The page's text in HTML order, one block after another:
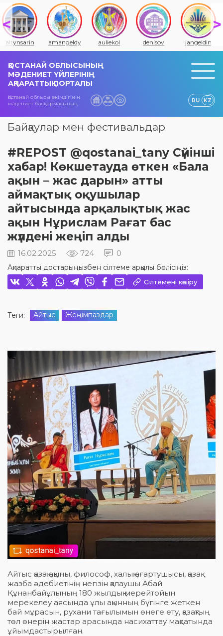
altynsarin amangeldy auliekol denisov jangeldin
ҚОСТАНАЙ ОБЛЫСЫНЫҢ
МӘДЕНИЕТ ҮЙЛЕРІНІҢ
АҚПАРАТТЫҚ ПОРТАЛЫ
Қостанай облысы әкімдігінің
мәдениет басқармасының
RU KZ
Байқаулар мен фестивальдар
#REPOST @qostanai_tany Сүйінші
хабар! Көкшетауда өткен «Бала
ақын – жас дарын» атты
аймақтық оқушылар
айтысында арқалықтық жас
ақын Нұрислам Рағат бас
жүлдені жеңіп алды
16.02.2025 724 0
Ақпаратты достарыңызбен сілтеме арқылы бөлісіңіз:
Сілтемені көшіру
Теги: Айтыс Жеңімпаздар
Айтыс қазақ ақыны, философ, халық ағартушысы, қазақ
жазба әдебиетінің негізін қалаушы Абай
Құнанбайұлының 180 жылдық мерейтойын
мерекелеу аясында ұлы ақынның бүгінге жеткен
бай мұрасын, рухани тағылымын өнеге ету, қазақтың
төл өнерін жастар арасында насихаттау мақсатында
ұйымдастырылған.